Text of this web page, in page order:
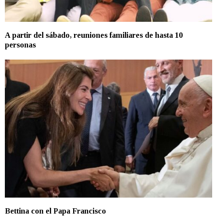
A partir del sábado, reuniones familiares de hasta 10
personas
Bettina con el Papa Francisco